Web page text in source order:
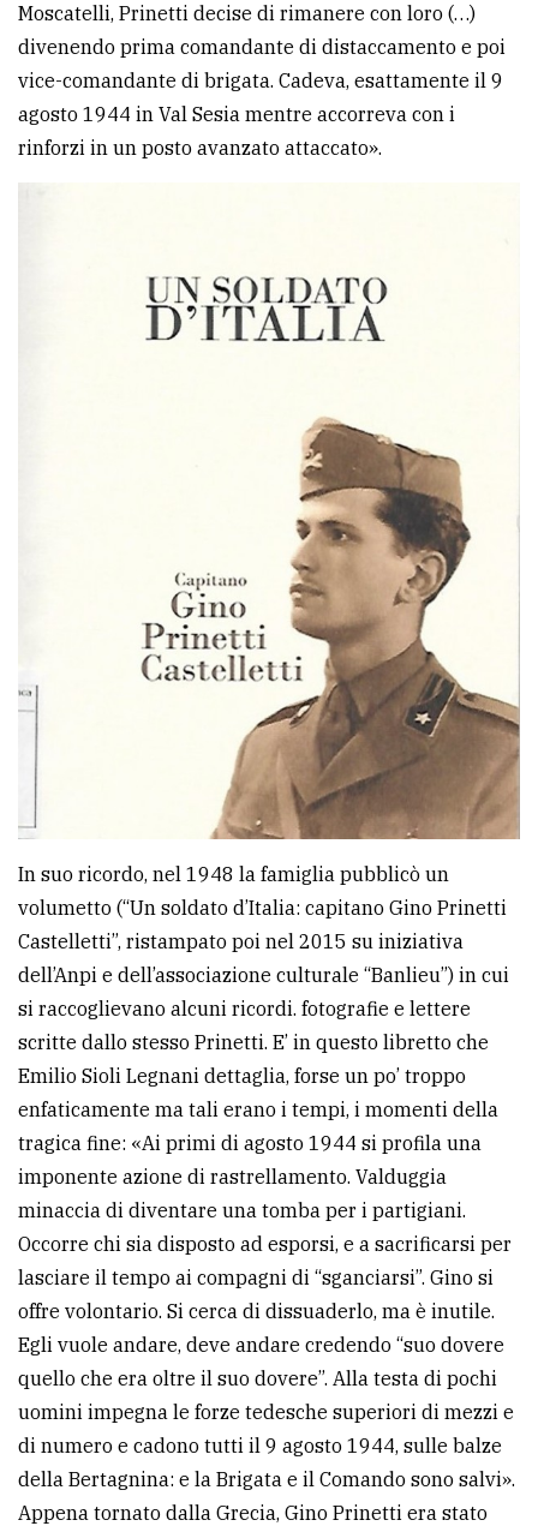
Moscatelli, Prinetti decise di rimanere con loro (…)
divenendo prima comandante di distaccamento e poi
vice-comandante di brigata. Cadeva, esattamente il 9
agosto 1944 in Val Sesia mentre accorreva con i
rinforzi in un posto avanzato attaccato».
In suo ricordo, nel 1948 la famiglia pubblicò un
volumetto (“Un soldato d’Italia: capitano Gino Prinetti
Castelletti”, ristampato poi nel 2015 su iniziativa
dell’Anpi e dell’associazione culturale “Banlieu”) in cui
si raccoglievano alcuni ricordi. fotografie e lettere
scritte dallo stesso Prinetti. E’ in questo libretto che
Emilio Sioli Legnani dettaglia, forse un po’ troppo
enfaticamente ma tali erano i tempi, i momenti della
tragica fine: «Ai primi di agosto 1944 si profila una
imponente azione di rastrellamento. Valduggia
minaccia di diventare una tomba per i partigiani.
Occorre chi sia disposto ad esporsi, e a sacrificarsi per
lasciare il tempo ai compagni di “sganciarsi”. Gino si
offre volontario. Si cerca di dissuaderlo, ma è inutile.
Egli vuole andare, deve andare credendo “suo dovere
quello che era oltre il suo dovere”. Alla testa di pochi
uomini impegna le forze tedesche superiori di mezzi e
di numero e cadono tutti il 9 agosto 1944, sulle balze
della Bertagnina: e la Brigata e il Comando sono salvi».
Appena tornato dalla Grecia, Gino Prinetti era stato